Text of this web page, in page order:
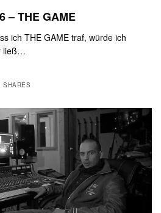
– THE GAME
ich THE GAME traf, würde ich
ließ…
SHARES